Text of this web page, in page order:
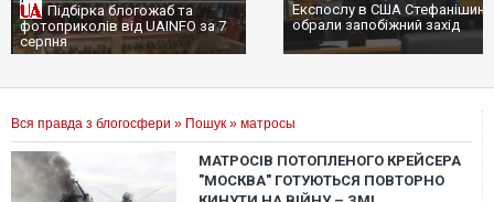
Підбірка блогожаб та
фотоприколів від UAINFO за 7
серпня
Експослу в США
обрали запобіжний захід
Вся правда з блогосфери » Пошук » матросы
МАТРОСІВ ПОТОПЛЕНОГО КРЕЙСЕРА
"МОСКВА" ГОТУЮТЬСЯ ПОВТОРНО